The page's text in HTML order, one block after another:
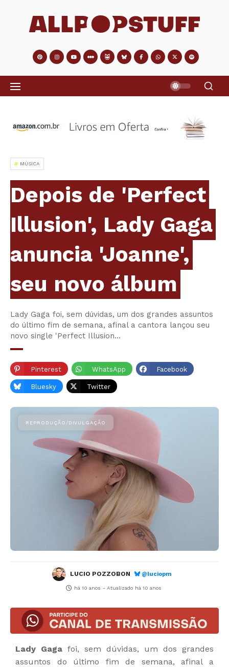
MÚSICA
Depois de 'Perfect
Illusion', Lady Gaga
anuncia 'Joanne',
seu novo álbum
Lady Gaga foi, sem dúvidas, um dos grandes assuntos
do último fim de semana, afinal a cantora lançou seu
novo single 'Perfect Illusion…
Pinterest WhatsApp Facebook
Bluesky Twitter
LUCIO POZZOBON @luciopm
há 10 anos - Atualizado há 10 anos
Lady Gaga foi, sem dúvidas, um dos grandes
assuntos do último fim de semana, afinal a